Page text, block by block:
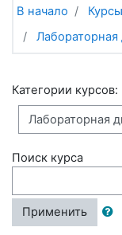
В начало
Курсы
Лабораторная
Категории курсов:
Поиск курса
Применить